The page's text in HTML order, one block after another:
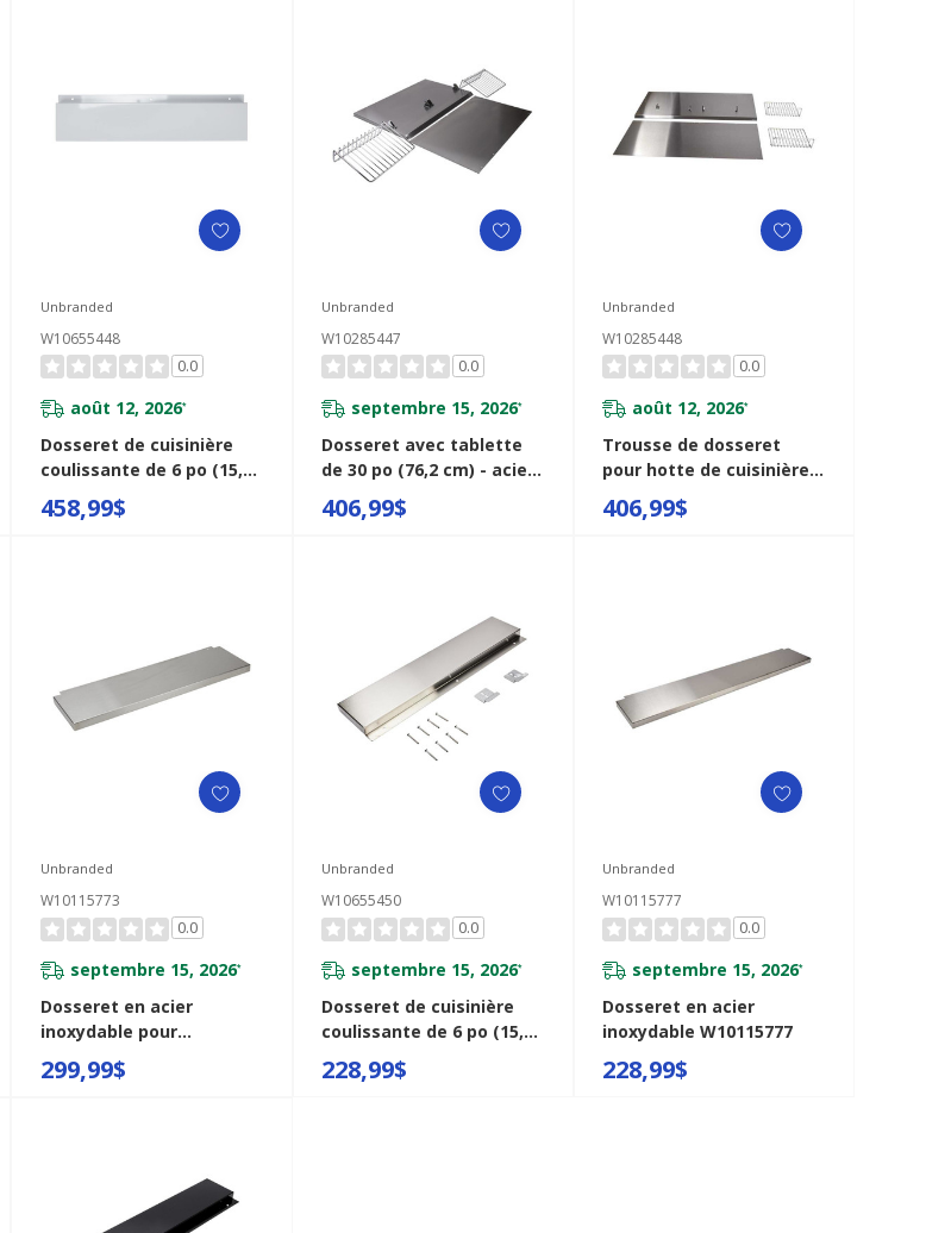
Unbranded
W10655448
0.0
août 12, 2026*
Dosseret de cuisinière
coulissante de 6 po (15,2
cm) - blanc W10655448
458,99$
Unbranded
W10285447
0.0
septembre 15, 2026*
Dosseret avec tablette
de 30 po (76,2 cm) - acier
inoxydable W10285447
406,99$
Unbranded
W10285448
0.0
août 12, 2026*
Trousse de dosseret
pour hotte de cuisinière
avec tablette en acier
inoxydable - 36 po (91,4
406,99$
Unbranded
W10115773
0.0
septembre 15, 2026*
Dosseret en acier
inoxydable pour
cuisinière de 30 po (76,2
cm) W10115773
299,99$
Unbranded
W10655450
0.0
septembre 15, 2026*
Dosseret de cuisinière
coulissante de 6 po (15,2
cm) - acier inoxydable
W10655450
228,99$
Unbranded
W10115777
0.0
septembre 15, 2026*
Dosseret en acier
inoxydable W10115777
228,99$